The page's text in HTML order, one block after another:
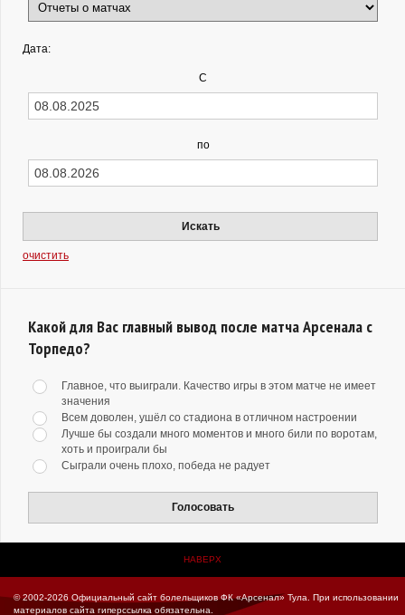
Дата:
С
по
Искать
очистить
Какой для Вас главный вывод после матча Арсенала с
Торпедо?
Главное, что выиграли. Качество игры в этом матче не имеет
значения
Всем доволен, ушёл со стадиона в отличном настроении
Лучше бы создали много моментов и много били по воротам,
хоть и проиграли бы
Сыграли очень плохо, победа не радует
Голосовать
НАВЕРХ
© 2002-2026 Официальный сайт болельщиков ФК «Арсенал» Тула.
При использовании
материалов сайта гиперссылка обязательна.